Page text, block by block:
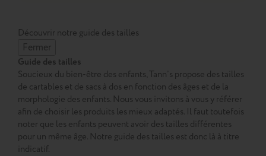
Découvrir notre guide des tailles
Fermer
Guide des tailles
Soucieux du bien-être des enfants, Tann’s propose des tailles
de cartables et de sacs à dos en fonction des âges et de la
morphologie des enfants. Nous vous invitons à vous y référer
afin de choisir les produits les mieux adaptés. Il faut toutefois
noter que les enfants peuvent avoir des tailles différentes
pour un même âge. Notre guide des tailles est donc là à titre
indicatif.